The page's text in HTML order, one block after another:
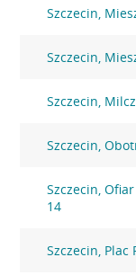
Szczecin,
Szczecin,
Szczecin,
Szczecin,
Szczecin,
14
Szczecin, Plac